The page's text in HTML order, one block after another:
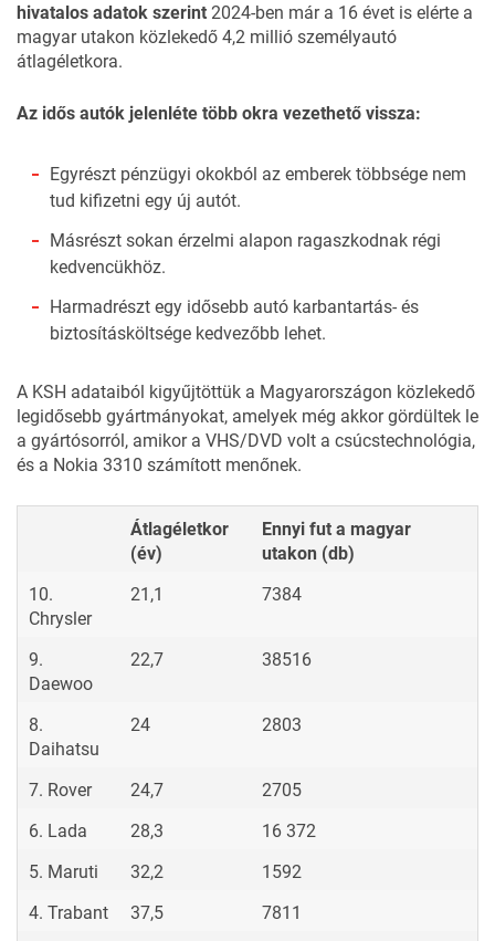
hivatalos adatok szerint 2024-ben már a 16 évet is elérte a
magyar utakon közlekedő 4,2 millió személyautó
átlagéletkora.
Az idős autók jelenléte több okra vezethető vissza:
Egyrészt pénzügyi okokból az emberek többsége nem
tud kifizetni egy új autót.
Másrészt sokan érzelmi alapon ragaszkodnak régi
kedvencükhöz.
Harmadrészt egy idősebb autó karbantartás- és
biztosításköltsége kedvezőbb lehet.
A KSH adataiból kigyűjtöttük a Magyarországon közlekedő
legidősebb gyártmányokat, amelyek még akkor gördültek le
a gyártósorról, amikor a VHS/DVD volt a csúcstechnológia,
és a Nokia 3310 számított menőnek.
Átlagéletkor
(év)
Ennyi fut a magyar
utakon (db)
10.
Chrysler
21,1 7384
9.
Daewoo
22,7 38516
8.
Daihatsu
24 2803
7. Rover 24,7
2705
6. Lada
28,3
16 372
5. Maruti
32,2
1592
4. Trabant
37,5
7811